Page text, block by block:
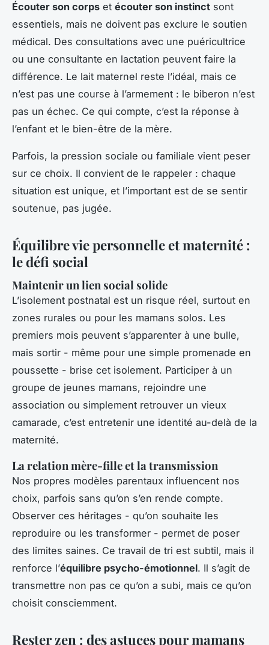
Écouter son corps et écouter son instinct sont
essentiels, mais ne doivent pas exclure le soutien
médical. Des consultations avec une puéricultrice
ou une consultante en lactation peuvent faire la
différence. Le lait maternel reste l’idéal, mais ce
n’est pas une course à l’armement : le biberon n’est
pas un échec. Ce qui compte, c’est la réponse à
l’enfant et le bien-être de la mère.
Parfois, la pression sociale ou familiale vient peser
sur ce choix. Il convient de le rappeler : chaque
situation est unique, et l’important est de se sentir
soutenue, pas jugée.
Équilibre vie personnelle et maternité :
le défi social
Maintenir un lien social solide
L’isolement postnatal est un risque réel, surtout en
zones rurales ou pour les mamans solos. Les
premiers mois peuvent s’apparenter à une bulle,
mais sortir - même pour une simple promenade en
poussette - brise cet isolement. Participer à un
groupe de jeunes mamans, rejoindre une
association ou simplement retrouver un vieux
camarade, c’est entretenir une identité au-delà de la
maternité.
La relation mère-fille et la transmission
Nos propres modèles parentaux influencent nos
choix, parfois sans qu’on s’en rende compte.
Observer ces héritages - qu’on souhaite les
reproduire ou les transformer - permet de poser
des limites saines. Ce travail de tri est subtil, mais il
renforce l’équilibre psycho-émotionnel. Il s’agit de
transmettre non pas ce qu’on a subi, mais ce qu’on
choisit consciemment.
Rester zen : des astuces pour mamans